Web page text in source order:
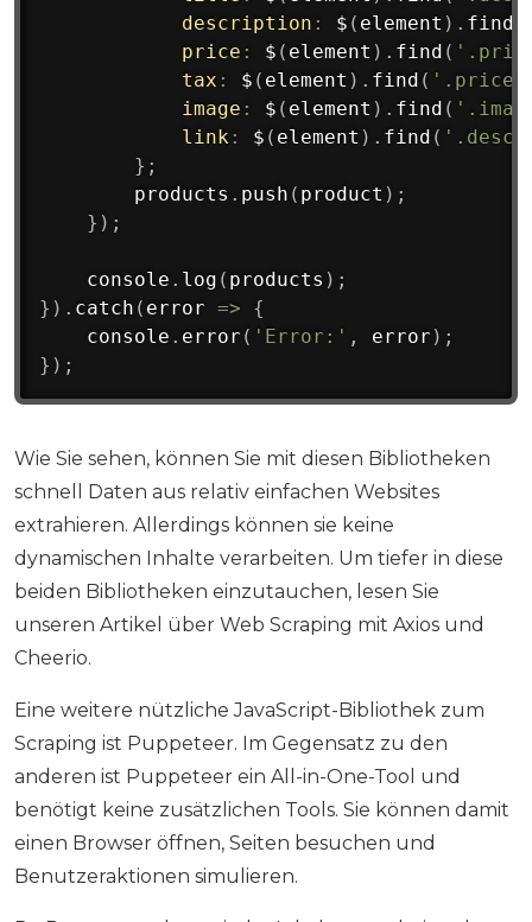
description : $ ( element ) . find
price : $ ( element ) . find (
tax : $ ( element ) . find ( '.price
image : $ ( element ) . find (
link: $ ( element ) . find (
} ;
        products
. push ( product ) ;
} ) ;
    console
. log ( products ) ;
} ) . catch ( error =>
{
    console
. error ( 'Error:' , error ) ;
} ) ;
Wie Sie sehen, können Sie mit diesen Bibliotheken
schnell Daten aus relativ einfachen Websites
extrahieren. Allerdings können sie keine
dynamischen Inhalte verarbeiten. Um tiefer in diese
beiden Bibliotheken einzutauchen, lesen Sie
unseren Artikel über Web Scraping mit Axios und
Cheerio.
Eine weitere nützliche JavaScript-Bibliothek zum
Scraping ist Puppeteer. Im Gegensatz zu den
anderen ist Puppeteer ein All-in-One-Tool und
benötigt keine zusätzlichen Tools. Sie können damit
einen Browser öffnen, Seiten besuchen und
Benutzeraktionen simulieren.